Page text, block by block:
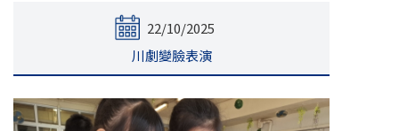
22/10/2025
川劇變臉表演